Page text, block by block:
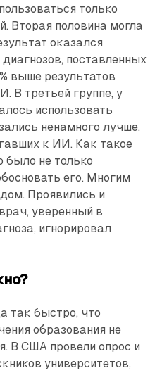
только
Вторая половина могла
оказался
поставленных
выше результатов
В третьей группе, у
использовать
ненамного лучше,
к ИИ. Как такое
было не только
его. Многим
Проявились и
уверенный в
игнорировал
так быстро, что
образования не
В США провели опрос и
университетов,